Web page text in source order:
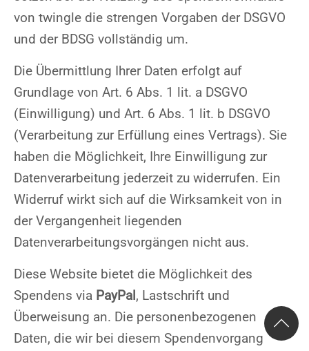
von twingle die strengen Vorgaben der DSGVO
und der BDSG vollständig um.
Die Übermittlung Ihrer Daten erfolgt auf
Grundlage von Art. 6 Abs. 1 lit. a DSGVO
(Einwilligung) und Art. 6 Abs. 1 lit. b DSGVO
(Verarbeitung zur Erfüllung eines Vertrags). Sie
haben die Möglichkeit, Ihre Einwilligung zur
Datenverarbeitung jederzeit zu widerrufen. Ein
Widerruf wirkt sich auf die Wirksamkeit von in
der Vergangenheit liegenden
Datenverarbeitungsvorgängen nicht aus.
Diese Website bietet die Möglichkeit des
Spendens via PayPal, Lastschrift und
Überweisung an. Die personenbezogenen
Daten, die wir bei diesem Spendenvorgang